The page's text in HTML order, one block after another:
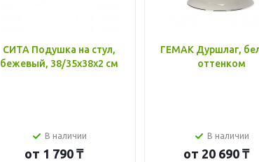
СИТА Подушка на стул,
бежевый, 38/35x38x2 см
В наличии
от 1 790 ₸
ГЕМАК Дуршлаг,
оттенком
В наличии
от 20 690 ₸